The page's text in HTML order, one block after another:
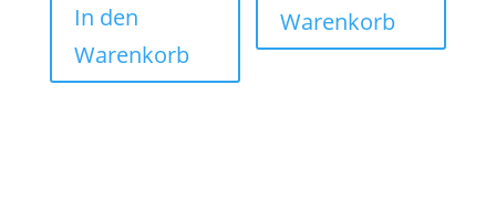
In den
Warenkorb
Warenkorb